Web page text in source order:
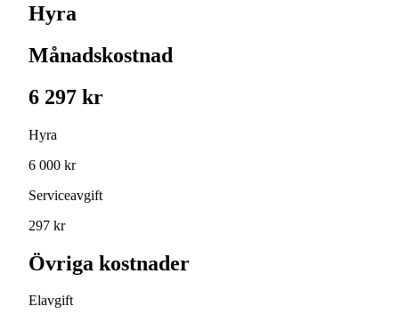
Hyra
Månadskostnad
6 297 kr
Hyra
6 000 kr
Serviceavgift
297 kr
Övriga kostnader
Elavgift